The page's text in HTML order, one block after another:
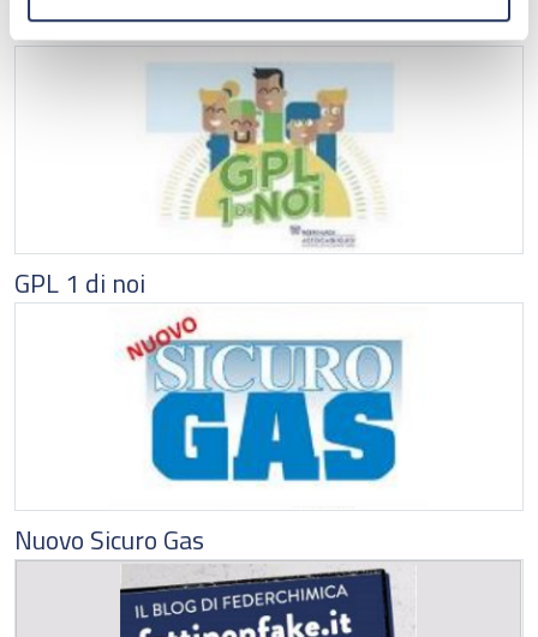
GPL 1 di noi
Nuovo Sicuro Gas